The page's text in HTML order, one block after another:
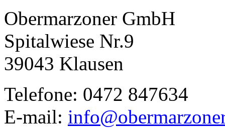
Obermarzoner GmbH
Spitalwiese Nr.9
39043 Klausen
Telefone: 0472 847634
E-mail: